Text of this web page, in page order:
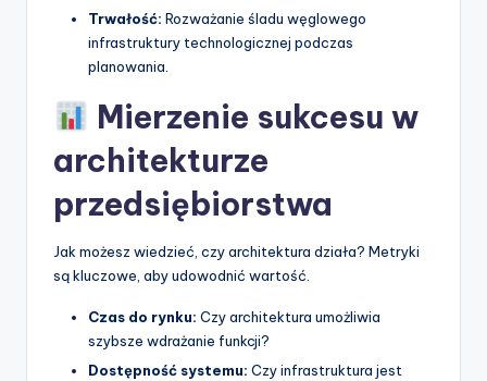
Trwałość: Rozważanie śladu węglowego
infrastruktury technologicznej podczas
planowania.
Mierzenie sukcesu w
architekturze
przedsiębiorstwa
Jak możesz wiedzieć, czy architektura działa? Metryki
są kluczowe, aby udowodnić wartość.
Czas do rynku: Czy architektura umożliwia
szybsze wdrażanie funkcji?
Dostępność systemu: Czy infrastruktura jest